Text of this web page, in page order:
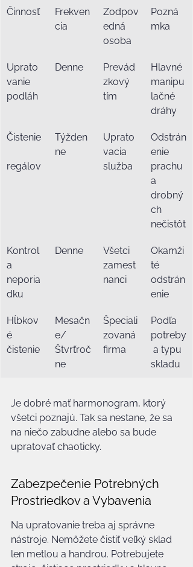
Činnosť
Frekven
cia
Zodpov
edná
osoba
Pozná
mka
Uprato
vanie
podláh
Denne
Prevád
zkový
tím
Hlavné
manipu
lačné
dráhy
Čistenie
regálov
Týžden
ne
Uprato
vacia
služba
Odstrán
enie
prachu
a
drobný
ch
nečistôt
Kontrol
a
neporia
dku
Denne
Všetci
zamest
nanci
Okamži
té
odstrán
enie
Hĺbkov
é
čistenie
Mesačn
e/
Štvrťroč
ne
Špeciali
zovaná
firma
Podľa
potreby
a typu
skladu
Je dobré mať harmonogram, ktorý
všetci poznajú. Tak sa nestane, že sa
na niečo zabudne alebo sa bude
upratovať chaoticky.
Zabezpečenie Potrebných
Prostriedkov a Vybavenia
Na upratovanie treba aj správne
nástroje. Nemôžete čistiť veľký sklad
len metlou a handrou. Potrebujete